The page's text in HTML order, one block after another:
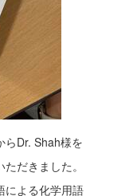
らDr. Shah様を
だきました。
による化学用語